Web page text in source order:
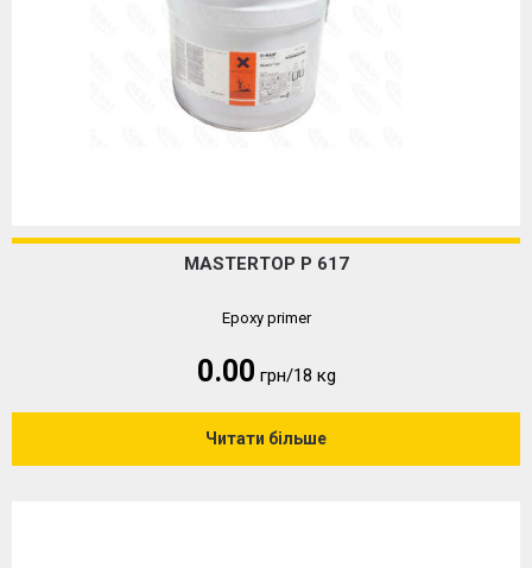
MASTERTOP P 617
Epoxy primer
0.00 грн/18 кg
Читати більше